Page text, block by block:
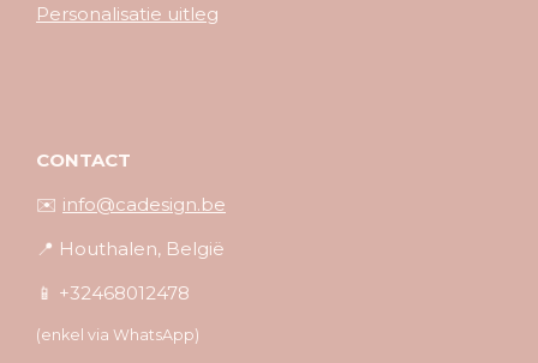
Personalisatie uitleg
CONTACT
✉️ info@cadesign.be
📍 Houthalen, België
📱 +32468012478
(enkel via WhatsApp)